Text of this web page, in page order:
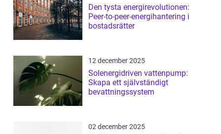
Den tysta energirevolutionen:
Peer-to-peer-energihantering i
bostadsrätter
12 december 2025
Solenergidriven vattenpump:
Skapa ett självständigt
bevattningssystem
02 december 2025